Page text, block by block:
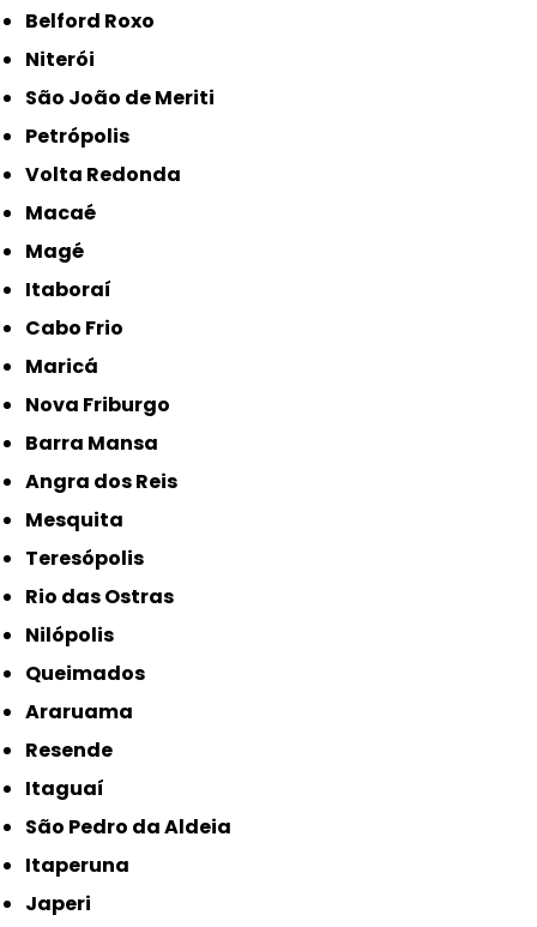
Belford Roxo
Niterói
São João de Meriti
Petrópolis
Volta Redonda
Macaé
Magé
Itaboraí
Cabo Frio
Maricá
Nova Friburgo
Barra Mansa
Angra dos Reis
Mesquita
Teresópolis
Rio das Ostras
Nilópolis
Queimados
Araruama
Resende
Itaguaí
São Pedro da Aldeia
Itaperuna
Japeri